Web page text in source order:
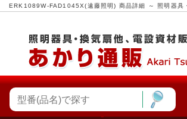
ERK1089W-FAD1045X(遠藤照明) 商品詳細 ～ 照明器具